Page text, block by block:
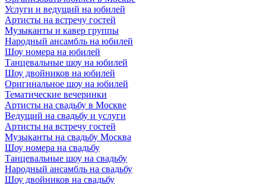
Услуги и ведущий на юбилей
Артисты на встречу гостей
Музыканты и кавер группы
Народный ансамбль на юбилей
Шоу номера на юбилей
Танцевальные шоу на юбилей
Шоу двойников на юбилей
Оригинальное шоу на юбилей
Тематические вечеринки
Артисты на свадьбу в Москве
Ведущий на свадьбу и услуги
Артисты на встречу гостей
Музыканты на свадьбу Москва
Шоу номера на свадьбу
Танцевальные шоу на свадьбу
Народный ансамбль на свадьбу
Шоу двойников на свадьбу